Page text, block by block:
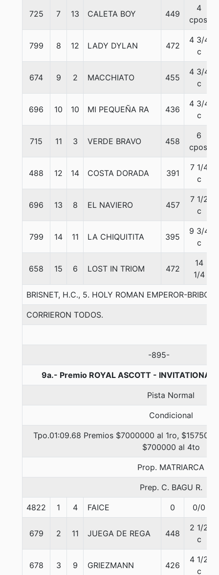
725 7 13 CALETA BOY 449
4
cpos.
799 8 12 LADY DYLAN 472
4 3/4
c
674 9 2 MACCHIATO 455
4 3/4
c
696 10 10 MI PEQUEÑA RA 436
4 3/4
c
715 11 3 VERDE BRAVO 458
6
cpos.
488 12 14 COSTA DORADA 391
7 1/4
c
696 13 8 EL NAVIERO 457
7 1/2
c
799 14 11 LA CHIQUITITA 395
9 3/4
c
658 15 6 LOST IN TRIOM 472
14
1/4
BRISNET, H.C., 5. HOLY ROMAN EMPEROR-
CORRIERON TODOS.
-895-
9a.- Premio ROYAL ASCOTT - INVITATIONAL
Pista Normal
Condicional
Tpo.01:09.68 Premios $7000000 al 1ro,
$700000 al 4to
Prop. MATRIARCA
Prep. C. BAGU R.
4822 1 4 FAICE 0 0/0
679 2 11 JUEGA DE REGA 448
2 1/2
c
678 3 9 GRIEZMANN 426
4 1/2
c